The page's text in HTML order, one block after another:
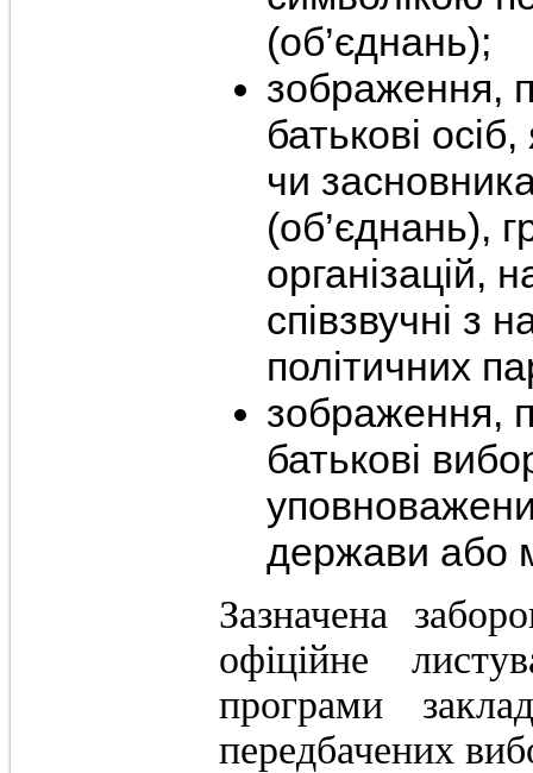
(об’єднань);
зображення,
батькові
чи
(об’єднань),
організацій,
співзвучні з
політичних
зображення,
батькові
держави або
Зазначена
офіційне
програми
передбачених